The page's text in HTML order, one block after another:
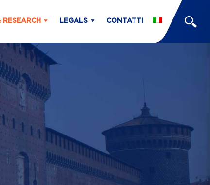
RESEARCH LEGALS CONTATTI